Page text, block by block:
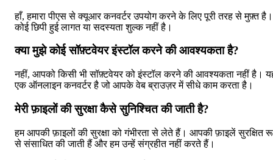
हाँ, हमारा पीएस से क्यूआर कनवर्टर उपयोग करने के लिए पूरी तरह से मुफ़्त है।
कोई छिपी हुई लागत या सदस्यता शुल्क नहीं है।
क्या मुझे कोई सॉफ़्टवेयर इंस्टॉल करने की आवश्यकता है?
नहीं, आपको किसी भी सॉफ़्टवेयर को इंस्टॉल करने की आवश्यकता नहीं है।
एक ऑनलाइन कनवर्टर है जो आपके वेब ब्राउज़र में सीधे काम करता है।
मेरी फ़ाइलों की सुरक्षा कैसे सुनिश्चित की जाती है?
हम आपकी फ़ाइलों की सुरक्षा को गंभीरता से लेते हैं। आपकी फ़ाइलें सुरक्षित
से संसाधित की जाती हैं और हम उन्हें संग्रहीत नहीं करते हैं।